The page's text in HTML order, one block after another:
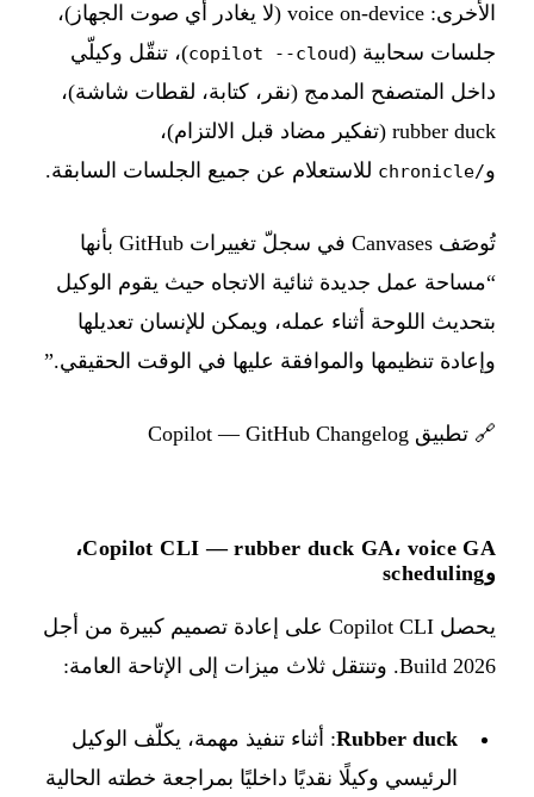
الأخرى: voice on-device (لا يغادر أي صوت الجهاز)،
جلسات سحابية (copilot --cloud)، تنقّل وكيلّي
داخل المتصفح المدمج (نقر، كتابة، لقطات شاشة)،
rubber duck (تفكير مضاد قبل الالتزام)،
و/chronicle للاستعلام عن جميع الجلسات السابقة.
تُوصَف Canvases في سجلّ تغييرات GitHub بأنها
“مساحة عمل جديدة ثنائية الاتجاه حيث يقوم الوكيل
بتحديث اللوحة أثناء عمله، ويمكن للإنسان تعديلها
وإعادة تنظيمها والموافقة عليها في الوقت الحقيقي.”
🔗 تطبيق Copilot — GitHub Changelog
Copilot CLI — rubber duck GA، voice GA،
وscheduling
يحصل Copilot CLI على إعادة تصميم كبيرة من أجل
Build 2026. وتنتقل ثلاث ميزات إلى الإتاحة العامة:
Rubber duck: أثناء تنفيذ مهمة، يكلّف الوكيل
الرئيسي وكيلًا نقديًا داخليًا بمراجعة خطته الحالية